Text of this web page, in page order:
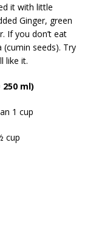
it with little
Ginger, green
If you don’t eat
seeds). Try
like it.
ml)
1 cup
cup